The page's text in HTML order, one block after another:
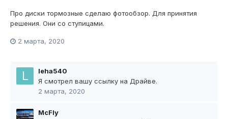
Про диски тормозные сделаю фотообзор. Для принятия
решения. Они со ступицами.
2 марта, 2020
leha540
Я смотрел вашу ссылку на Драйве.
2 марта, 2020
McFly